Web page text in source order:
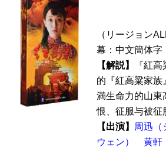
（リージョン
幕：中文簡体字
【解説】
『紅
的『紅高粱家
満生命力的山東
恨、征服与被征
【出演】
周迅（
ウェン）
黄軒